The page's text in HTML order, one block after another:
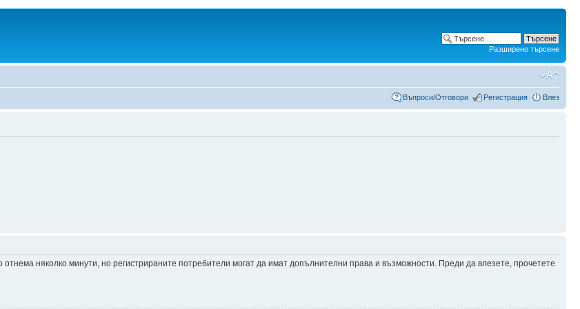
Разширено търсене
Въпроси/Отговори Регистрация Влез
няколко минути, но регистрираните потребители могат да имат допълнителни права и възможности. Преди да влезете, прочетете